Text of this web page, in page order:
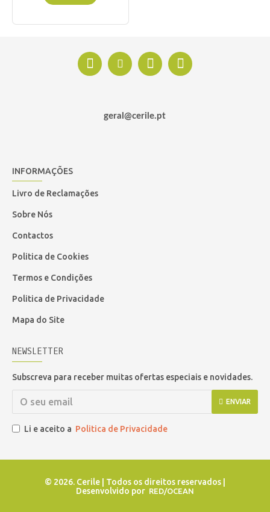
geral@cerile.pt
INFORMAÇÕES
Livro de Reclamações
Sobre Nós
Contactos
Politica de Cookies
Termos e Condições
Politica de Privacidade
Mapa do Site
NEWSLETTER
Subscreva para receber muitas ofertas especiais e novidades.
ENVIAR
Li e aceito a Politica de Privacidade
© 2026. Cerile | Todos os direitos reservados |
Desenvolvido por RED/OCEAN